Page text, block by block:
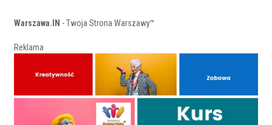
Warszawa.IN - Twoja Strona Warszawy™
Reklama